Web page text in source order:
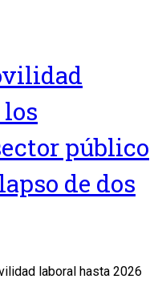
público
de dos
laboral hasta 2026